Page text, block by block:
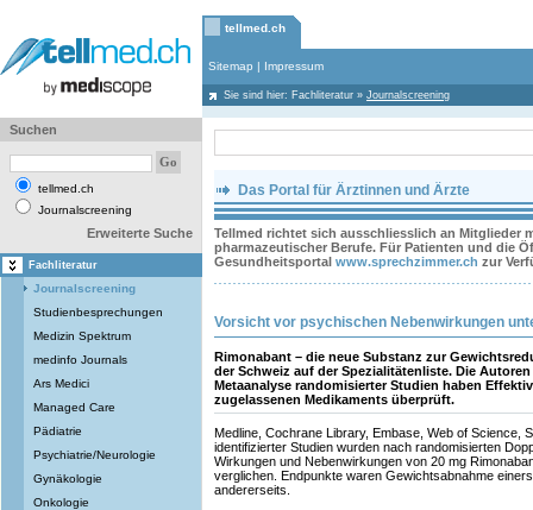
tellmed.ch
Sitemap | Impressum
Sie sind hier: Fachliteratur » Journalscreening
Suchen
tellmed.ch
Journalscreening
Erweiterte Suche
Fachliteratur
Journalscreening
Studienbesprechungen
Medizin Spektrum
medinfo Journals
Ars Medici
Managed Care
Pädiatrie
Psychiatrie/Neurologie
Gynäkologie
Onkologie
Das Portal für Ärztinnen und Ärzte
Tellmed richtet sich ausschliesslich an Mitglieder
pharmazeutischer Berufe. Für Patienten und die
Gesundheitsportal www.sprechzimmer.ch zur
Vorsicht vor psychischen Nebenwirkungen
Rimonabant – die neue Substanz zur
der Schweiz auf der Spezialitätenliste. Die
Metaanalyse randomisierter Studien haben
zugelassenen Medikaments überprüft.
Medline, Cochrane Library, Embase, Web of Science,
identifizierter Studien wurden nach randomisierten
Wirkungen und Nebenwirkungen von 20 mg
verglichen. Endpunkte waren Gewichtsabnahme
andererseits.